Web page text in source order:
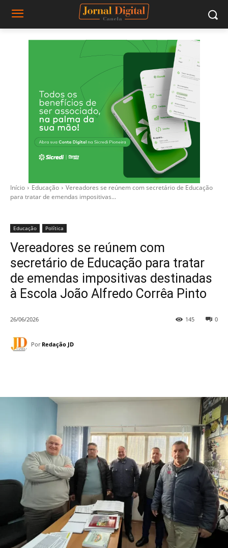
Início Educação
Vereadores se reúnem com secretário de Educação
para tratar de emendas impositivas...
Educação Política
Vereadores se reúnem com
secretário de Educação para tratar
de emendas impositivas destinadas
à Escola João Alfredo Corrêa Pinto
26/06/2026 0
145
Por Redação JD